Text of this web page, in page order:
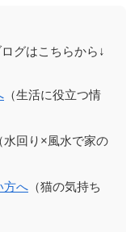
グはこちらから↓
（生活に役立つ情
水回り×風水で家の
方へ （猫の気持ち